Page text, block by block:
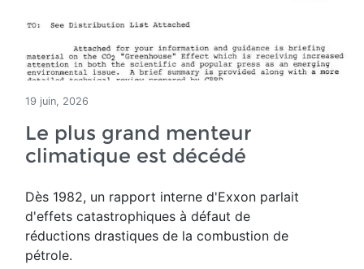
19 juin, 2026
Le plus grand menteur
climatique est décédé
Dès 1982, un rapport interne d'Exxon parlait
d'effets catastrophiques à défaut de
réductions drastiques de la combustion de
pétrole.